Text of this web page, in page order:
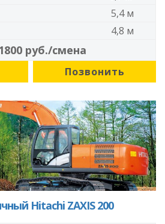
5,4 м
4,8 м
руб./смена
Позвонить
Hitachi ZAXIS 200